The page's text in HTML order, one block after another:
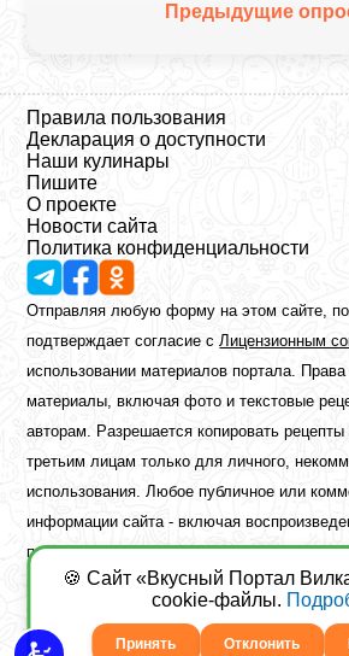
Предыдущие
Правила пользования
Декларация о доступности
Наши кулинары
Пишите
О проекте
Новости сайта
Политика конфиденциальности
Отправляя любую форму на этом сайте,
подтверждает согласие сЛицензионным
использовании материалов портала.
материалы, включая фото и текстовые
авторам. Разрешается копировать
третьим лицам только для личного,
использования. Любое публичное или
информации сайта - включая
публикацию или обработку - возможно
предварительного письменного
Copyright ©2026 Вкусный Портал
Сайт построенfreebrush.net
🍪 Сайт «Вкусный Портал
cookie-файлы.
Принять Отклонить